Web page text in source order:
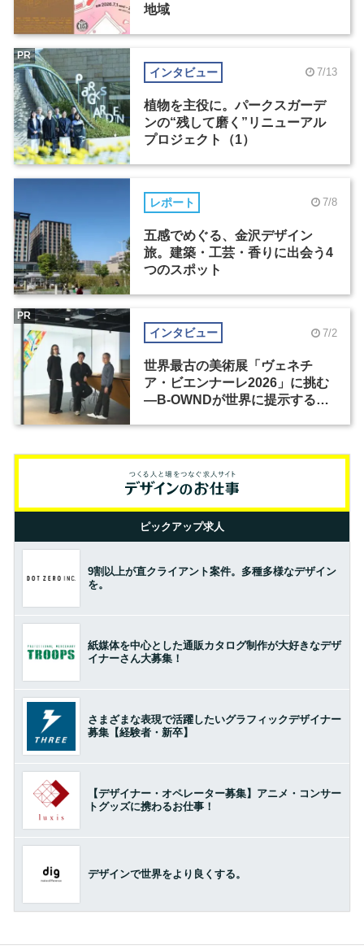
地域
インタビュー 7/13
植物を主役に。パークスガーデ
ンの“残して磨く”リニューアル
プロジェクト（1）
PR
レポート 7/8
五感でめぐる、金沢デザイン
旅。建築・工芸・香りに出会う4
つのスポット
インタビュー 7/2
世界最古の美術展「ヴェネチ
ア・ビエンナーレ2026」に挑む
―B-OWNDが世界に提示する美
PR
ピックアップ求人
9割以上が直クライアント案件。多種多様なデザイン
を。
紙媒体を中心とした通販カタログ制作が大好きなデザ
イナーさん大募集！
さまざまな表現で活躍したいグラフィックデザイナー
募集【経験者・新卒】
【デザイナー・オペレーター募集】アニメ・コンサー
トグッズに携わるお仕事！
デザインで世界をより良くする。